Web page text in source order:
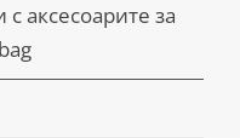
аксесоарите за